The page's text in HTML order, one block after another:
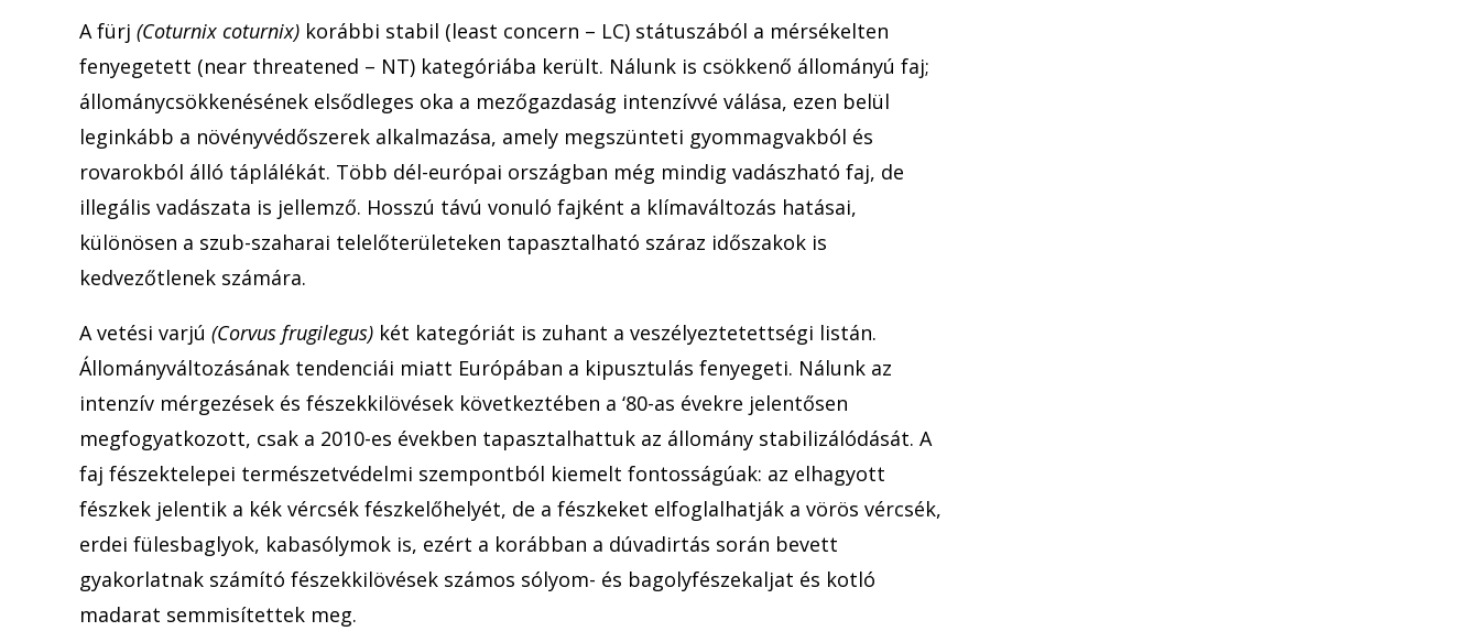
A fürj (Coturnix coturnix) korábbi stabil (least concern – LC) státuszából a mérsékelten
fenyegetett (near threatened – NT) kategóriába került. Nálunk is csökkenő állományú faj;
állománycsökkenésének elsődleges oka a mezőgazdaság intenzívvé válása, ezen belül
leginkább a növényvédőszerek alkalmazása, amely megszünteti gyommagvakból és
rovarokból álló táplálékát. Több dél-európai országban még mindig vadászható faj, de
illegális vadászata is jellemző. Hosszú távú vonuló fajként a klímaváltozás hatásai,
különösen a szub-szaharai telelőterületeken tapasztalható száraz időszakok is
kedvezőtlenek számára.
A vetési varjú (Corvus frugilegus) két kategóriát is zuhant a veszélyeztetettségi listán.
Állományváltozásának tendenciái miatt Európában a kipusztulás fenyegeti. Nálunk az
intenzív mérgezések és fészekkilövések következtében a ‘80-as évekre jelentősen
megfogyatkozott, csak a 2010-es években tapasztalhattuk az állomány stabilizálódását. A
faj fészektelepei természetvédelmi szempontból kiemelt fontosságúak: az elhagyott
fészkek jelentik a kék vércsék fészkelőhelyét, de a fészkeket elfoglalhatják a vörös vércsék,
erdei fülesbaglyok, kabasólymok is, ezért a korábban a dúvadirtás során bevett
gyakorlatnak számító fészekkilövések számos sólyom- és bagolyfészekaljat és kotló
madarat semmisítettek meg.